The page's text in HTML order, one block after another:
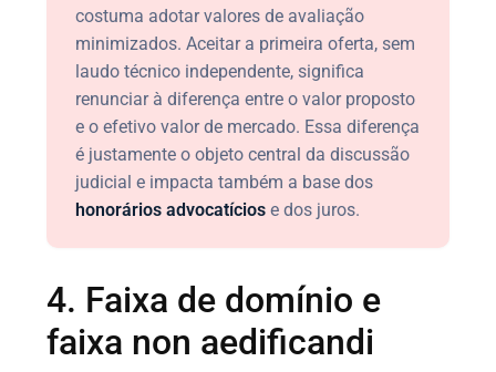
costuma adotar valores de avaliação
minimizados. Aceitar a primeira oferta, sem
laudo técnico independente, significa
renunciar à diferença entre o valor proposto
e o efetivo valor de mercado. Essa diferença
é justamente o objeto central da discussão
judicial e impacta também a base dos
honorários advocatícios e dos juros.
4. Faixa de domínio e
faixa non aedificandi